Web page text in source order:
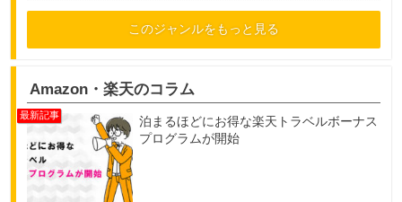
このジャンルをもっと見る
Amazon・楽天のコラム
泊まるほどにお得な楽天トラベルボーナス
プログラムが開始